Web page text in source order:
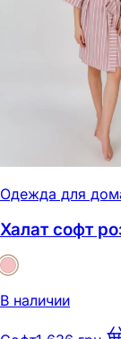
Одежда для
Халат софт
В наличии